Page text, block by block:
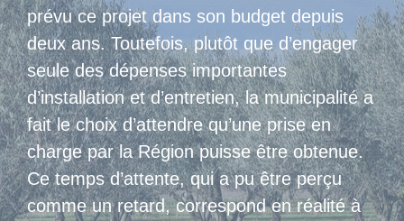
prévu ce projet dans son budget depuis
deux ans. Toutefois, plutôt que d’engager
seule des dépenses importantes
d’installation et d’entretien, la municipalité a
fait le choix d’attendre qu’une prise en
charge par la Région puisse être obtenue.
Ce temps d’attente, qui a pu être perçu
comme un retard, correspond en réalité à